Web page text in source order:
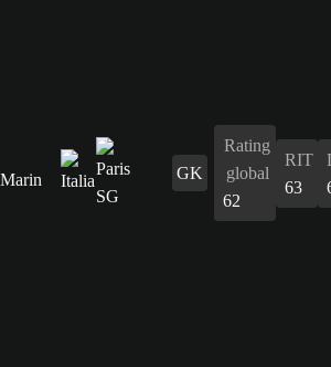
GK
Rating
global
62
RIT
63